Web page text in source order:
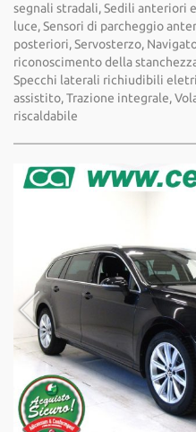
segnali stradali, Sedili anteriori
luce, Sensori di parcheggio
posteriori, Servosterzo,
riconoscimento della
Specchi laterali richiudibili
assistito, Trazione integrale,
riscaldabile